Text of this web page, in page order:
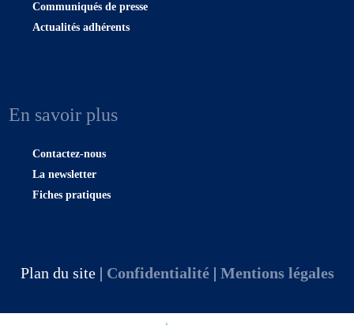
Communiqués de presse
Actualités adhérents
En savoir plus
Contactez-nous
La newsletter
Fiches pratiques
Plan du site | Confidentialité| Mentions légales